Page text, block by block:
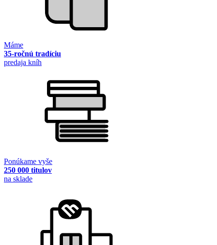
Máme
35-ročnú tradíciu
predaja kníh
Ponúkame vyše
250 000 titulov
na sklade